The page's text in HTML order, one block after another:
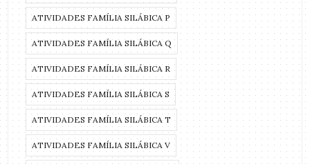
ATIVIDADES FAMÍLIA SILÁBICA P
ATIVIDADES FAMÍLIA SILÁBICA Q
ATIVIDADES FAMÍLIA SILÁBICA R
ATIVIDADES FAMÍLIA SILÁBICA S
ATIVIDADES FAMÍLIA SILÁBICA T
ATIVIDADES FAMÍLIA SILÁBICA V